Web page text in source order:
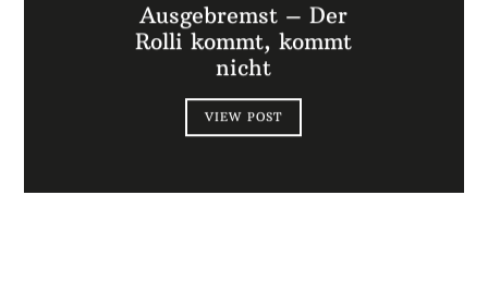
Ausgebremst – Der
Rolli kommt, kommt
nicht
VIEW POST